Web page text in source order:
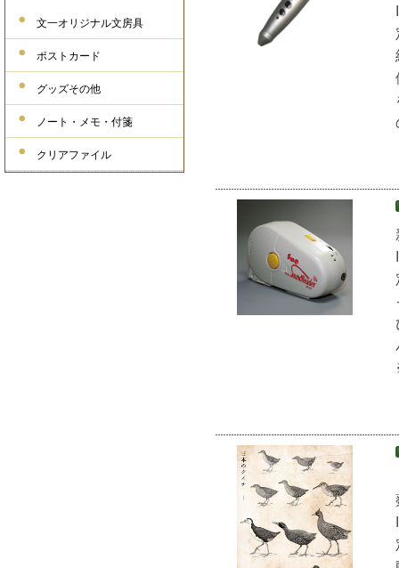
文一オリジナル文房具
ポストカード
グッズその他
ノート・メモ・付箋
クリアファイル